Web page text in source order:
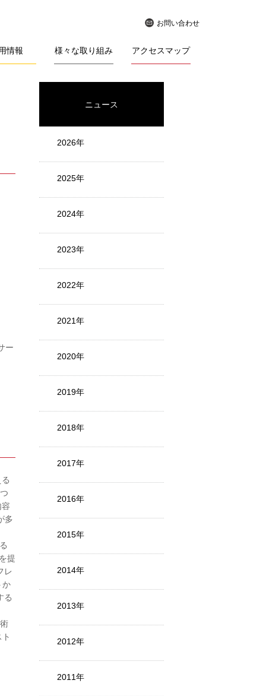
お問い合わせ
情報 様々な取り組み アクセスマップ
ー
多
提
レ
か
る
ニュース
2026年
2025年
2024年
2023年
2022年
2021年
2020年
2019年
2018年
2017年
2016年
2015年
2014年
2013年
2012年
2011年